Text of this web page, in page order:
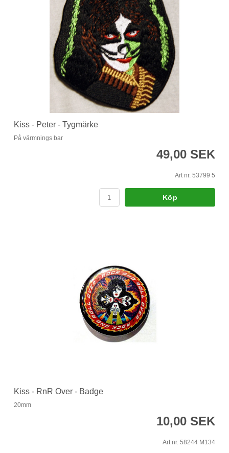
Kiss - Peter - Tygmärke
På värmnings bar
49,00 SEK
Art nr. 53799 5
Köp
Kiss - RnR Over - Badge
20mm
10,00 SEK
Art nr. 58244 M134